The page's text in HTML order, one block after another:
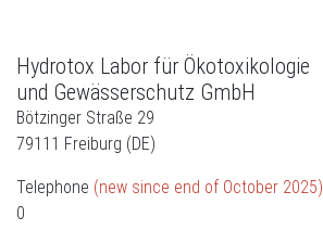
Hydrotox Labor für Ökotoxikologie
und Gewässerschutz GmbH
Bötzinger Straße 29
79111 Freiburg (DE)
Telephone (new since end of October 2025)
0